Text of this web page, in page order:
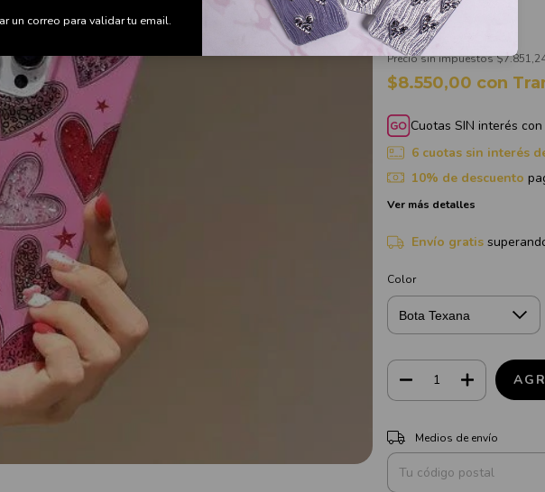
$9.500,00
Precio sin impuestos
$8.550,00 con
Cuotas SIN interés con
6 cuotas sin interés
10% de descuento
Ver más detalles
Envío gratis
Color
Entregas para el CP:
Medios de envío
un correo para validar tu email.